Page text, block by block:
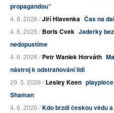
propagandou“
4. 6. 2026 /Jiří Hlavenka Čas na
4. 6. 2026 /Boris Cvek Jaderky
nedopustíme
4. 6. 2026 /Petr Waniek Horváth
nástroj k odstraňování lidí
29. 5. 2026 /Lesley Keen
Shaman
4. 6. 2026 /Kdo brzdí českou vědu